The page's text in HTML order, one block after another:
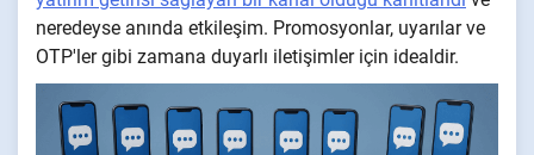
neredeyse anında etkileşim. Promosyonlar, uyarılar ve
OTP'ler gibi zamana duyarlı iletişimler için idealdir.